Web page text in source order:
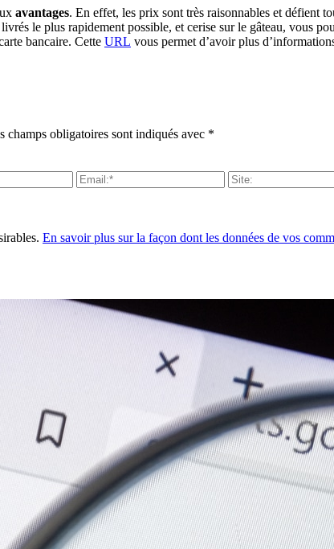
avantages. En effet, les prix sont très raisonnables et défient
le plus rapidement possible, et cerise sur le gâteau, vous
bancaire. Cette URL vous permet d’avoir plus
champs obligatoires sont indiqués avec *
En savoir plus sur la façon dont les données de vos